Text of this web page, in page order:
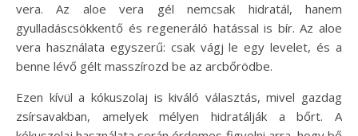
vera. Az aloe vera gél nemcsak hidratál, hanem
gyulladáscsökkentő és regeneráló hatással is bír. Az aloe
vera használata egyszerű: csak vágj le egy levelet, és a
benne lévő gélt masszírozd be az arcbőrödbe.
Ezen kívül a kókuszolaj is kiváló választás, mivel gazdag
zsírsavakban, amelyek mélyen hidratálják a bőrt. A